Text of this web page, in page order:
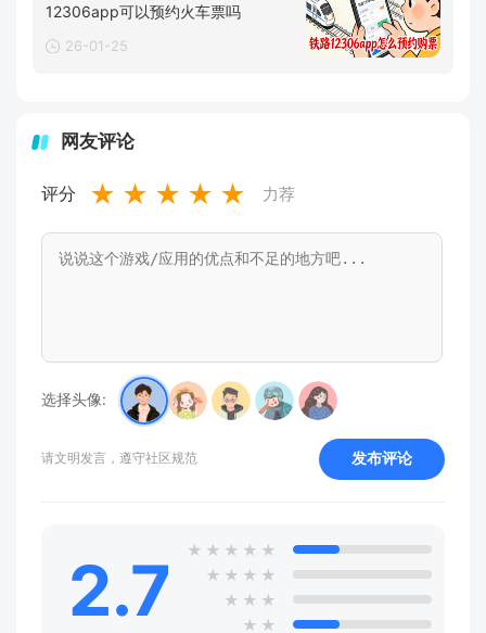
12306app可以预约火车票吗
26-01-25
网友评论
评分 ★ ★ ★ ★ ★ 力荐
选择头像:
请文明发言，遵守社区规范 发布评论
2.7 ★ ★ ★ ★ ★
★ ★ ★ ★
★ ★ ★
★ ★